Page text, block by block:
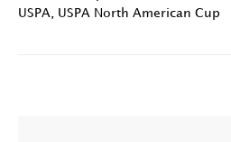
USPA
USPA North American Cup